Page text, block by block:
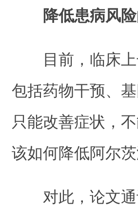
降低患病风
目前，临床上
包括药物干预、
只能改善症状，
该如何降低阿尔
对此，论文通